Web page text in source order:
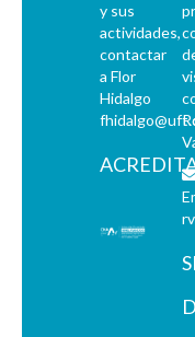
y sus
actividades,
contactar
a Flor
Hidalgo